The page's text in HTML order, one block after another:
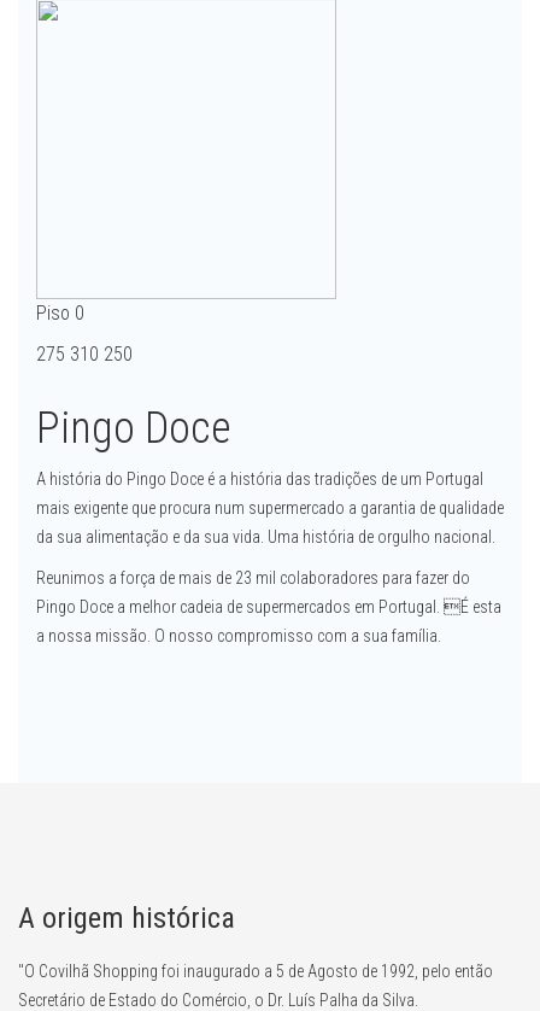
Piso 0
275 310 250
Pingo Doce
A história do Pingo Doce é a história das tradições de um Portugal
mais exigente que procura num supermercado a garantia de qualidade
da sua alimentação e da sua vida. Uma história de orgulho nacional.
Reunimos a força de mais de 23 mil colaboradores para fazer do
Pingo Doce a melhor cadeia de supermercados em Portugal. É esta
a nossa missão. O nosso compromisso com a sua família.
A origem histórica
"O Covilhã Shopping foi inaugurado a 5 de Agosto de 1992, pelo então
Secretário de Estado do Comércio, o Dr. Luís Palha da Silva.